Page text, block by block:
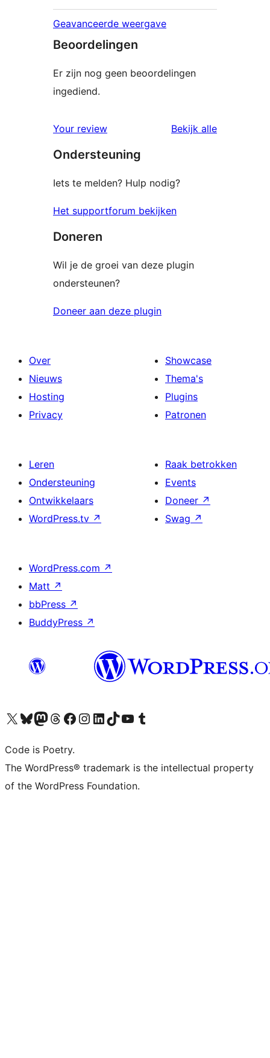
Geavanceerde weergave
Beoordelingen
Er zijn nog geen beoordelingen
ingediend.
Your review
Bekijk alle
Ondersteuning
Iets te melden? Hulp nodig?
Het supportforum bekijken
Doneren
Wil je de groei van deze plugin
ondersteunen?
Doneer aan deze plugin
Over
Nieuws
Hosting
Privacy
Showcase
Thema's
Plugins
Patronen
Leren
Ondersteuning
Ontwikkelaars
WordPress.tv ↗
Raak betrokken
Events
Doneer ↗
Swag ↗
WordPress.com ↗
Matt ↗
bbPress ↗
BuddyPress ↗
Bezoek ons X (voorheen Twitter) account
Bezoek onze Bluesky account
Bezoek ons Mastodon account
Bezoek onze Threads account
Onze Facebookpagina bezoeken
Bezoek onze Instagram account
Bezoek onze LinkedIn account
Bezoek onze TikTok account
Bezoek ons YouTube kanaalBezoek onze Tumblr account
Code is Poetry.
The WordPress® trademark is the intellectual property
of the WordPress Foundation.